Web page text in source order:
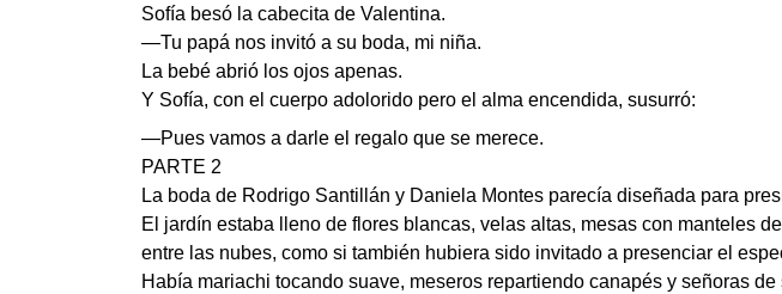
Sofía besó la cabecita de Valentina.
—Tu papá nos invitó a su boda, mi niña.
La bebé abrió los ojos apenas.
Y Sofía, con el cuerpo adolorido pero el alma encendida, susurró:
—Pues vamos a darle el regalo que se merece.
PARTE 2
La boda de Rodrigo Santillán y Daniela Montes parecía diseñada para
El jardín estaba lleno de flores blancas, velas altas, mesas con manteles
entre las nubes, como si también hubiera sido invitado a presenciar el
Había mariachi tocando suave, meseros repartiendo canapés y señoras